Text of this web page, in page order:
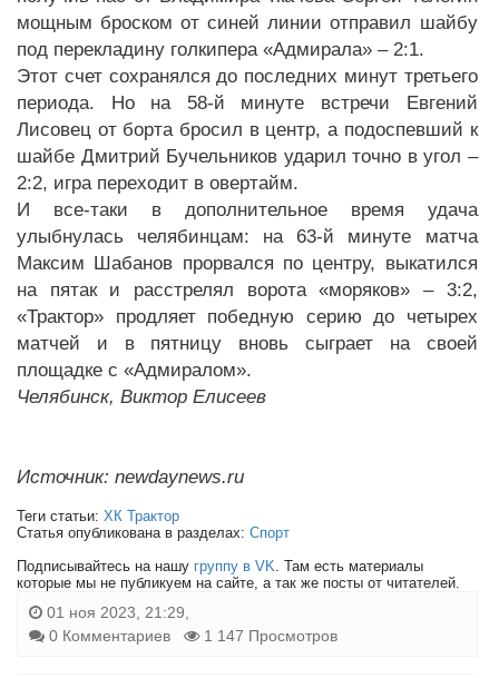
мощным броском от синей линии отправил шайбу
под перекладину голкипера «Адмирала» – 2:1.
Этот счет сохранялся до последних минут третьего
периода. Но на 58-й минуте встречи Евгений
Лисовец от борта бросил в центр, а подоспевший к
шайбе Дмитрий Бучельников ударил точно в угол –
2:2, игра переходит в овертайм.
И все-таки в дополнительное время удача
улыбнулась челябинцам: на 63-й минуте матча
Максим Шабанов прорвался по центру, выкатился
на пятак и расстрелял ворота «моряков» – 3:2,
«Трактор» продляет победную серию до четырех
матчей и в пятницу вновь сыграет на своей
площадке с «Адмиралом».
Челябинск, Виктор Елисеев
Источник: newdaynews.ru
Теги статьи: ХК Трактор
Статья опубликована в разделах: Спорт
Подписывайтесь на нашу группу в VK . Там есть материалы
которые мы не публикуем на сайте, а так же посты от читателей.
01 ноя 2023, 21:29,
0 Комментариев
1 147 Просмотров